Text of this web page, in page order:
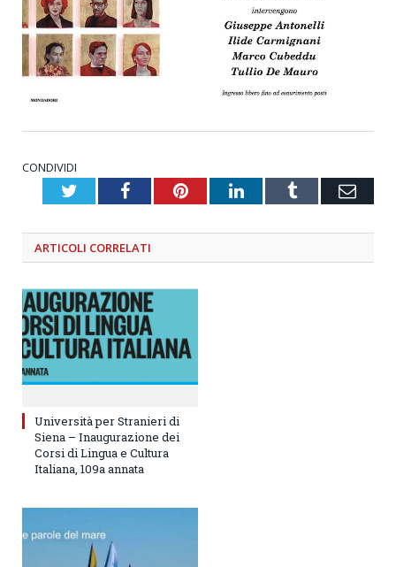
CONDIVIDI
TwitterFacebookPinterestLinkedInTumblr
ARTICOLI CORRELATI
Università per Stranieri di
Siena – Inaugurazione dei
Corsi di Lingua e Cultura
Italiana, 109a annata